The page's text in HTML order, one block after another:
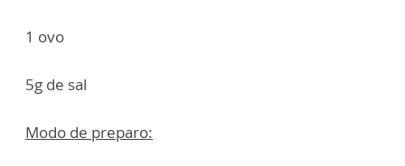
1 ovo
5g de sal
Modo de preparo: